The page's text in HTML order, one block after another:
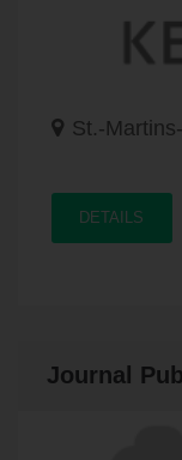
St.-
DETAILS
Journal Pub